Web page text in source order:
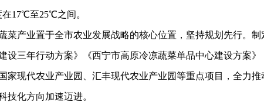
17℃至25℃之间。
产业置于全市农业发展战略的核心位置，坚持规划先行。制
设三年行动方案》《西宁市高原冷凉蔬菜单品中心建设方案
家现代农业产业园、汇丰现代农业产业园等重点项目，全力
技化方向加速迈进。